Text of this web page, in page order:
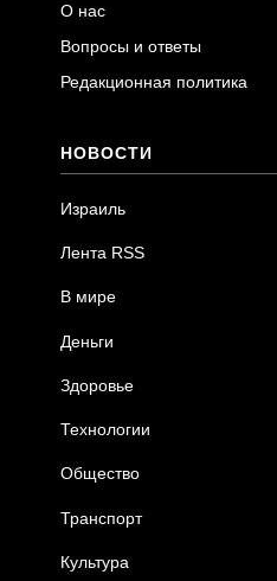
О нас
Вопросы и ответы
Редакционная политика
НОВОСТИ
Израиль
Лента RSS
В мире
Деньги
Здоровье
Технологии
Общество
Транспорт
Культура